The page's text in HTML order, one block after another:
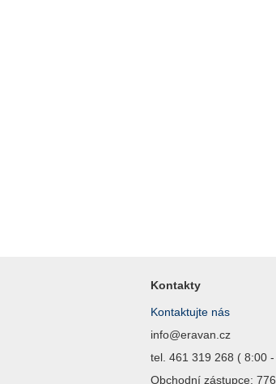
Kontakty
Kontaktujte nás
info@eravan.cz
tel. 461 319 268 ( 8:00
Obchodní zástupce: